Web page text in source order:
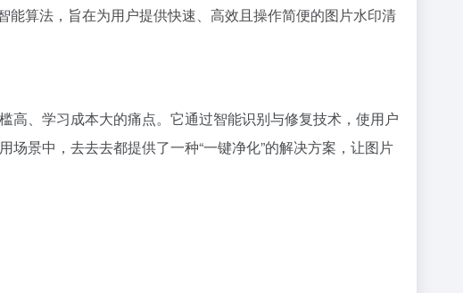
算法，旨在为用户提供快速、高效且操作简便的图片水印清
、学习成本大的痛点。它通过智能识别与修复技术，使用户
景中，去去去都提供了一种“一键净化”的解决方案，让图片